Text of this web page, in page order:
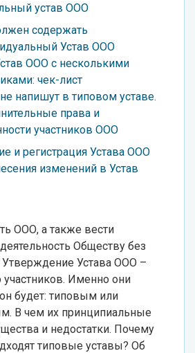
устав ООО
содержать
Устав ООО
ООО с несколькими
чек-лист
напишут в типовом уставе.
права и
участников ООО
и регистрация Устава ООО
изменений в Устав
ООО, а также вести
Обществу без
Утверждение Устава ООО –
участников. Именно они
будет: типовым или
В чем их принципиальные
и недостатки. Почему
типовые уставы? Об